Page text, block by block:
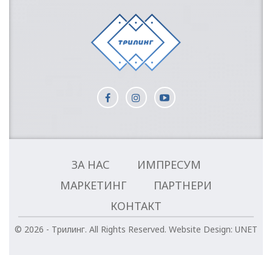
ЗА НАС
ИМПРЕСУМ
МАРКЕТИНГ
ПАРТНЕРИ
КОНТАКТ
© 2026 - Трилинг. All Rights Reserved. Website Design: UNET